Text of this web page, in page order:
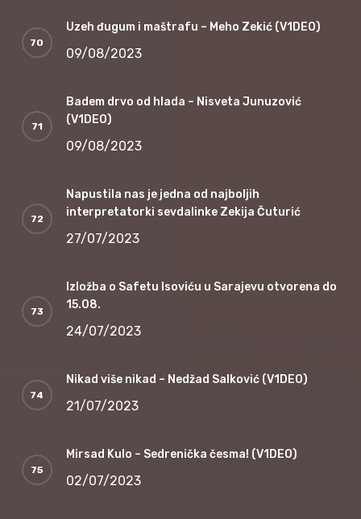
Uzeh đugum i maštrafu – Meho Zekić (V1DEO)
09/08/2023
Badem drvo od hlada – Nisveta Junuzović
(V1DEO)
09/08/2023
Napustila nas je jedna od najboljih
interpretatorki sevdalinke Zekija Čuturić
27/07/2023
Izložba o Safetu Isoviću u Sarajevu otvorena do
15.08.
24/07/2023
Nikad više nikad – Nedžad Salković (V1DEO)
21/07/2023
Mirsad Kulo – Sedrenička česma! (V1DEO)
02/07/2023